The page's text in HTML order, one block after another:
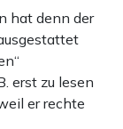
hat denn der
erst zu lesen
er rechte